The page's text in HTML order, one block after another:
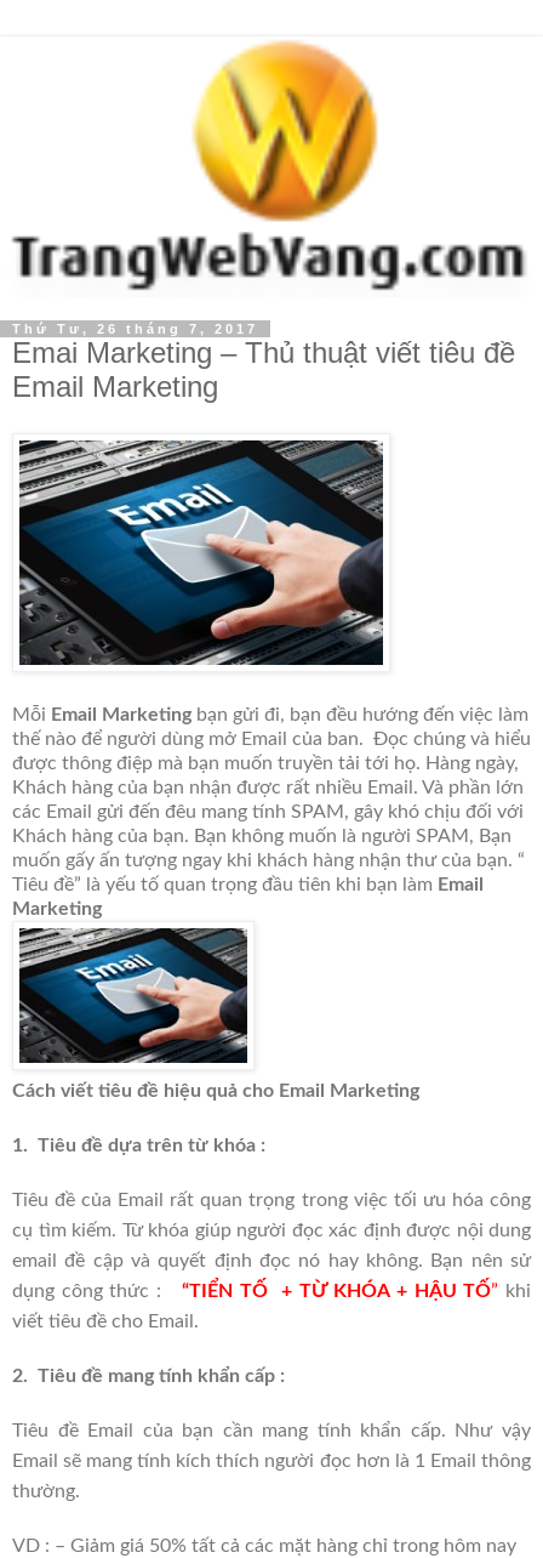
Thứ Tư, 26 tháng 7, 2017
Emai Marketing – Thủ thuật viết tiêu đề
Email Marketing
Mỗi Email Marketing bạn gửi đi, bạn đều hướng đến việc làm
thế nào để người dùng mở Email của ban. Đọc chúng và hiểu
được thông điệp mà bạn muốn truyền tải tới họ. Hàng ngày,
Khách hàng của bạn nhận được rất nhiều Email. Và phần lớn
các Email gửi đến đêu mang tính SPAM, gây khó chịu đối với
Khách hàng của bạn. Bạn không muốn là người SPAM, Bạn
muốn gấy ấn tượng ngay khi khách hàng nhận thư của bạn. “
Tiêu đề” là yếu tố quan trọng đầu tiên khi bạn làm Email
Marketing
Cách viết tiêu đề hiệu quả cho Email Marketing
1. Tiêu đề dựa trên từ khóa :
Tiêu đề của Email rất quan trọng trong việc tối ưu hóa công
cụ tìm kiếm. Từ khóa giúp người đọc xác định được nội dung
email đề cập và quyết định đọc nó hay không. Bạn nên sử
dụng công thức : “TIỂN TỐ + TỪ KHÓA + HẬU TỐ” khi
viết tiêu đề cho Email.
2. Tiêu đề mang tính khẩn cấp :
Tiêu đề Email của bạn cần mang tính khẩn cấp. Như vậy
Email sẽ mang tính kích thích người đọc hơn là 1 Email thông
thường.
VD : – Giảm giá 50% tất cả các mặt hàng chỉ trong hôm nay